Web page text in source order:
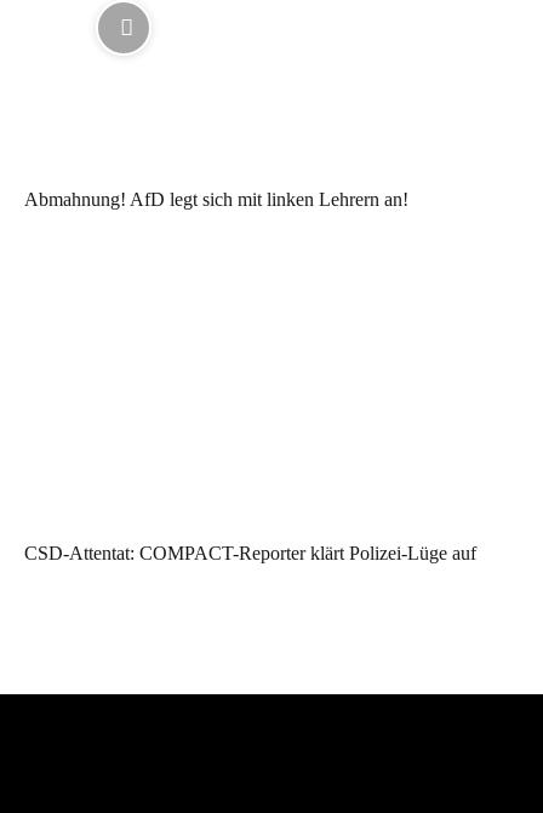
Abmahnung! AfD legt sich mit linken Lehrern an!
CSD-Attentat: COMPACT-Reporter klärt Polizei-Lüge auf